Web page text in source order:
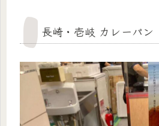
長崎・壱岐 カレーパン